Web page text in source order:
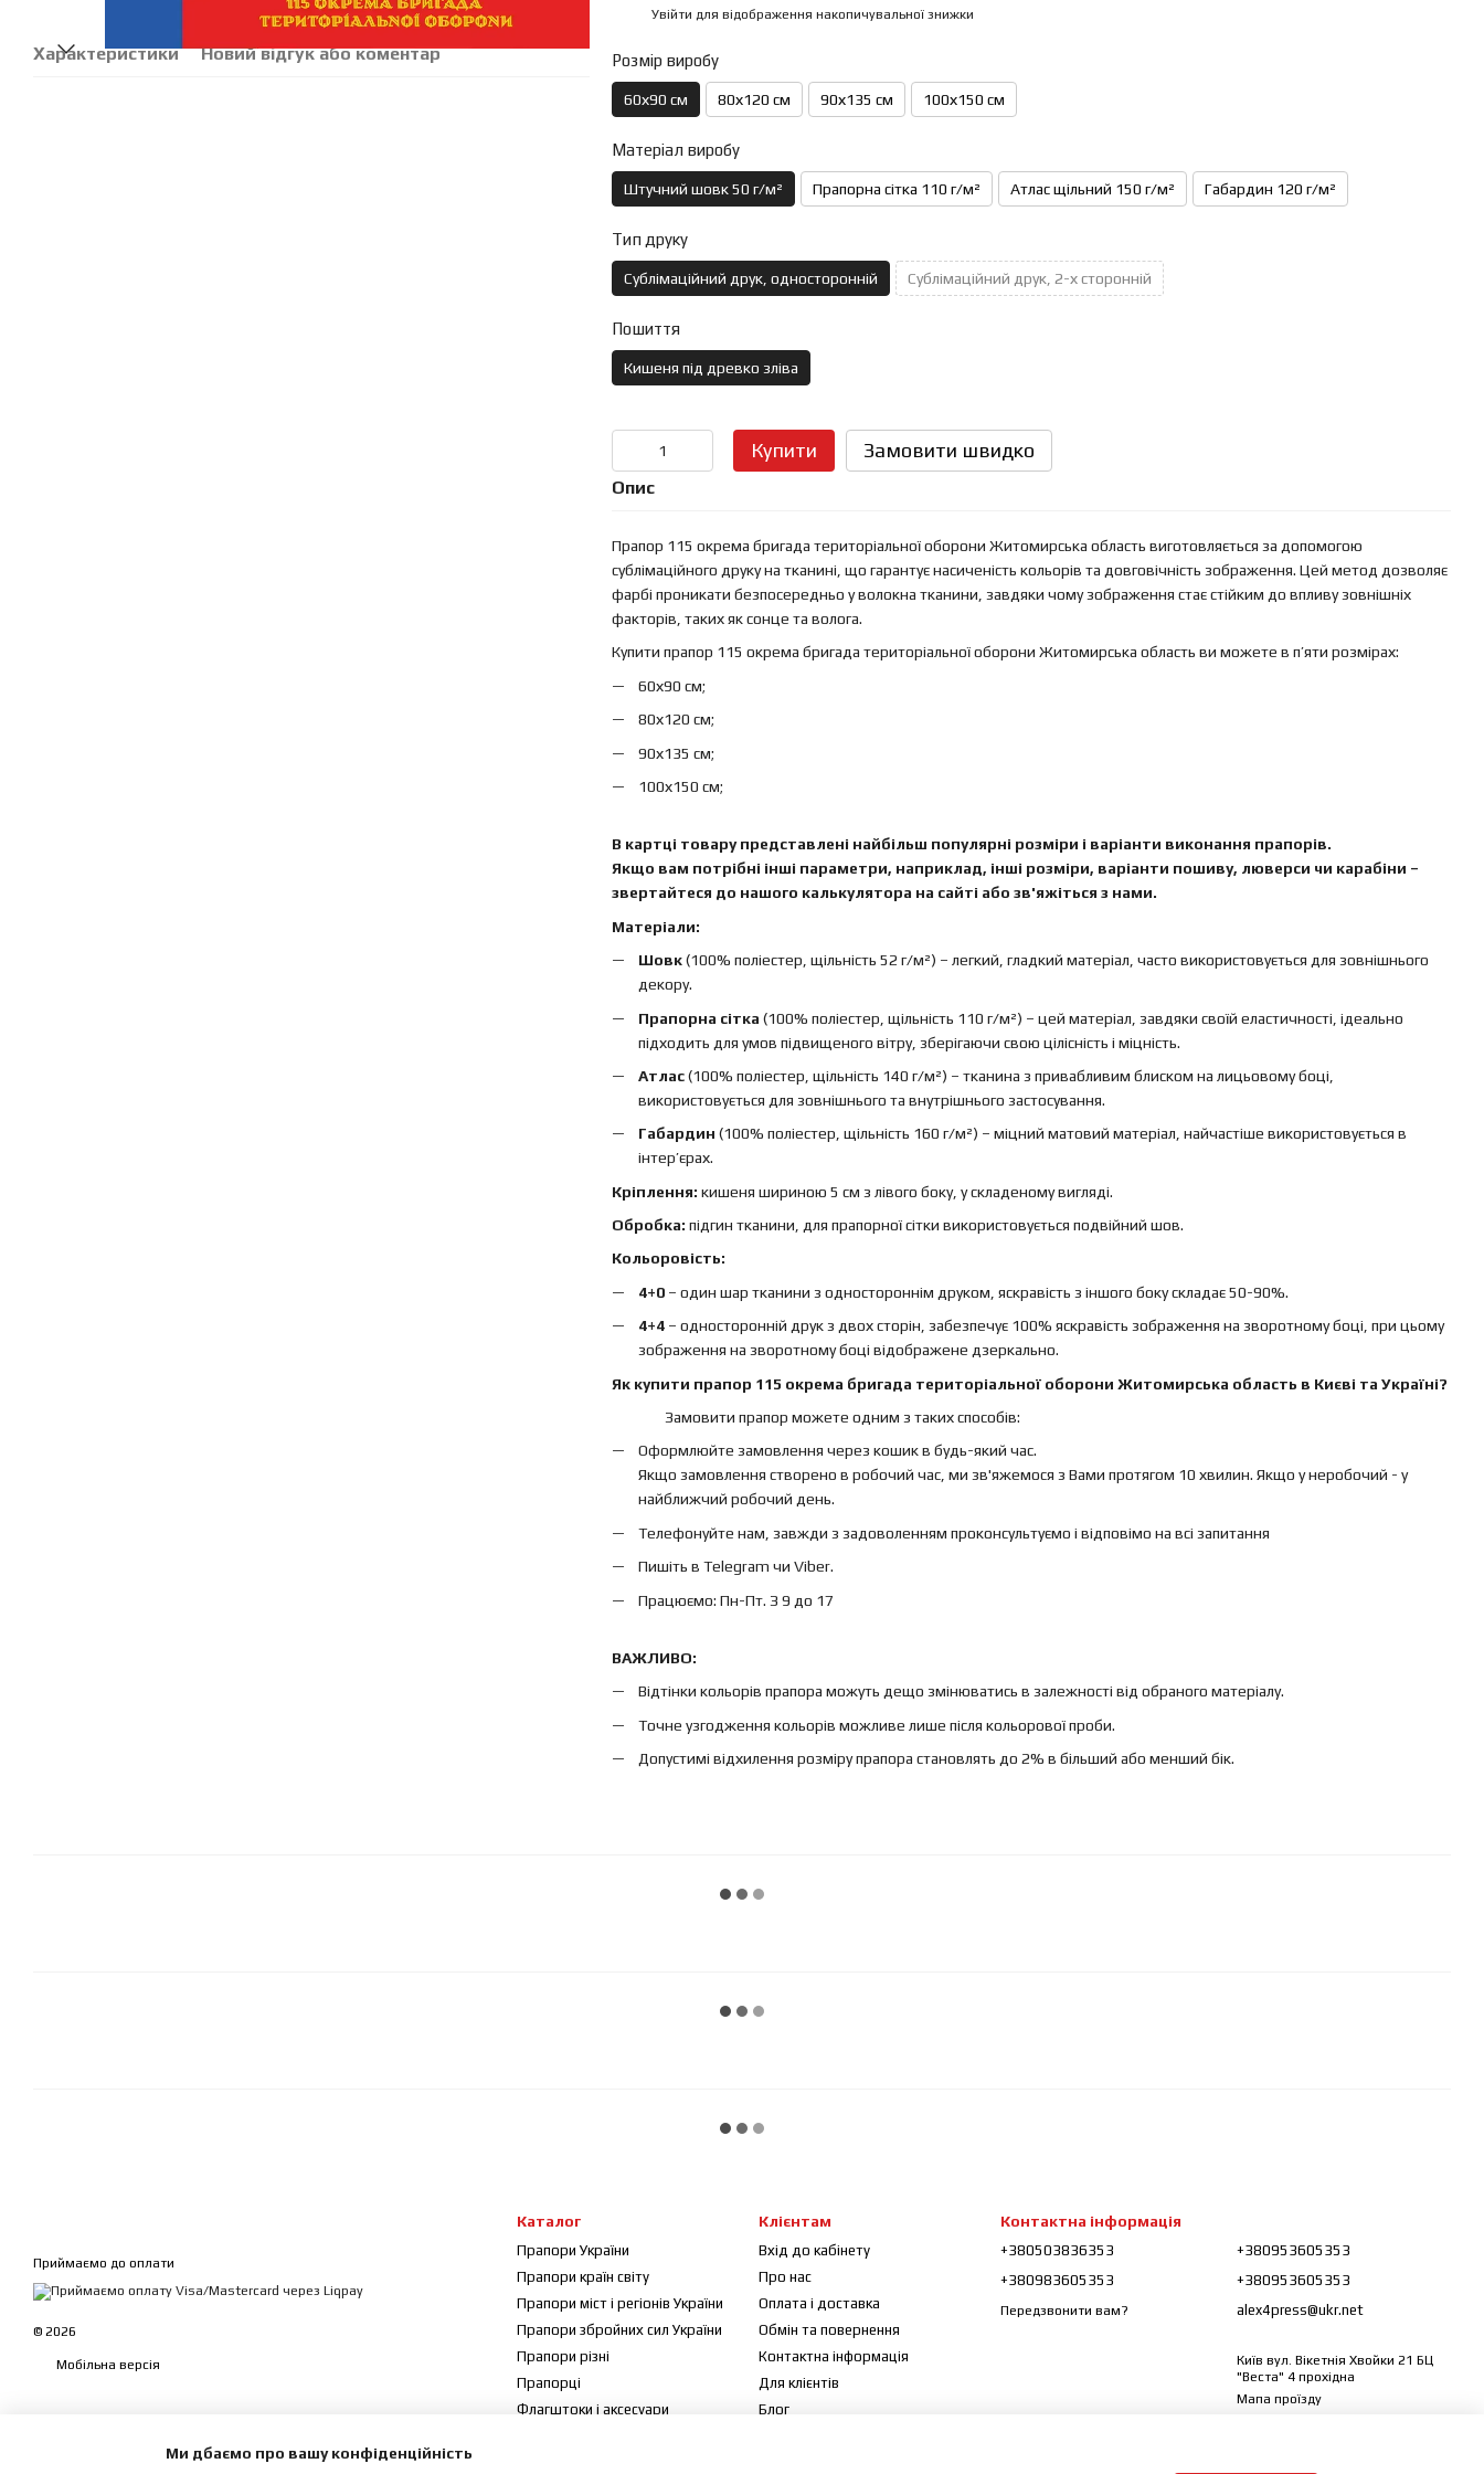
Характеристики Новий відгук або коментар
Увійти для відображення накопичувальної знижки
Розмір виробу
60х90 см 80х120 см 90х135 см 100х150 см
Матеріал виробу
Штучний шовк 50 г/м² Прапорна сітка 110 г/м² Атлас щільний 150 г/м² Габардин 120 г/м²
Тип друку
Сублімаційний друк, односторонній Сублімаційний друк, 2-х сторонній
Пошиття
Кишеня під древко зліва
Купити Замовити швидко
Опис
Прапор 115 окрема бригада територіальної оборони Житомирська область виготовляється за допомогою
сублімаційного друку на тканині, що гарантує насиченість кольорів та довговічність зображення. Цей метод дозволяє
фарбі проникати безпосередньо у волокна тканини, завдяки чому зображення стає стійким до впливу зовнішніх
факторів, таких як сонце та волога.
Купити прапор 115 окрема бригада територіальної оборони Житомирська область ви можете в п’яти розмірах:
60х90 см;
80х120 см;
90х135 см;
100х150 см;
В картці товару представлені найбільш популярні розміри і варіанти виконання прапорів.
Якщо вам потрібні інші параметри, наприклад, інші розміри, варіанти пошиву, люверси чи карабіни –
звертайтеся до нашого калькулятора на сайті або зв'яжіться з нами.
Матеріали:
Шовк(100% поліестер, щільність 52 г/м²) – легкий, гладкий матеріал, часто використовується для зовнішнього
декору.
Прапорна сітка (100% поліестер, щільність 110 г/м²) – цей матеріал, завдяки своїй еластичності, ідеально
підходить для умов підвищеного вітру, зберігаючи свою цілісність і міцність.
Атлас(100% поліестер, щільність 140 г/м²) – тканина з привабливим блиском на лицьовому боці,
використовується для зовнішнього та внутрішнього застосування.
Габардин (100% поліестер, щільність 160 г/м²) – міцний матовий матеріал, найчастіше використовується в
інтер’єрах.
Кріплення: кишеня шириною 5 см з лівого боку, у складеному вигляді.
Обробка: підгин тканини, для прапорної сітки використовується подвійний шов.
Кольоровість:
4+0– один шар тканини з одностороннім друком, яскравість з іншого боку складає 50-90%.
4+4– односторонній друк з двох сторін, забезпечує 100% яскравість зображення на зворотному боці, при цьому
зображення на зворотному боці відображене дзеркально.
Як купити прапор 115 окрема бригада територіальної оборони Житомирська область в Києві та Україні?
Замовити прапор можете одним з таких способів:
Оформлюйте замовлення через кошик в будь-який час.
Якщо замовлення створено в робочий час, ми зв'яжемося з Вами протягом 10 хвилин. Якщо у неробочий - у
найближчий робочий день.
Телефонуйте нам, завжди з задоволенням проконсультуємо і відповімо на всі запитання
Пишіть в Telegram чи Viber.
Працюємо: Пн-Пт. З 9 до 17
ВАЖЛИВО:
Відтінки кольорів прапора можуть дещо змінюватись в залежності від обраного матеріалу.
Точне узгодження кольорів можливе лише після кольорової проби.
Допустимі відхилення розміру прапора становлять до 2% в більший або менший бік.
Приймаємо до оплати
© 2026
Мобільна версія
Каталог
Прапори України
Прапори країн світу
Прапори міст і регіонів України
Прапори збройних сил України
Прапори різні
Прапорці
Флагштоки і аксесуари
Клієнтам
Вхід до кабінету
Про нас
Оплата і доставка
Обмін та повернення
Контактна інформація
Для клієнтів
Блог
Контактна інформація
+380503836353
+380983605353
Передзвонити вам?
+380953605353
+380953605353
alex4press@ukr.net
Київ вул. Вікетнія Хвойки 21 БЦ
"Веста" 4 прохідна
Мапа проїзду
Ми дбаємо про вашу конфіденційність